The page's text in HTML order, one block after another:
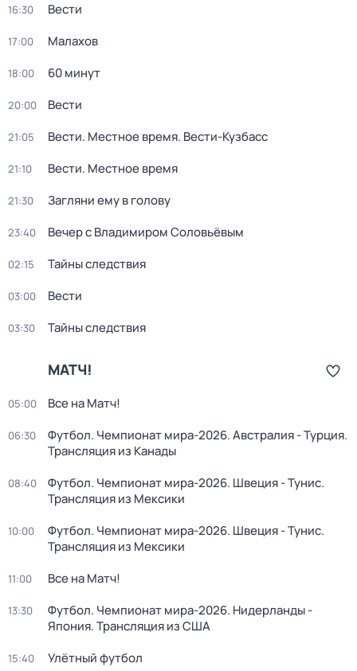
16:30 Вести
17:00 Малахов
18:00 60 минут
20:00 Вести
21:05 Вести. Местное время. Вести-Кузбасс
21:10 Вести. Местное время
21:30 Загляни ему в голову
23:40 Вечер с Владимиром Соловьёвым
02:15 Тайны следствия
03:00 Вести
03:30 Тайны следствия
МАТЧ!
05:00 Все на Матч!
06:30
Футбол. Чемпионат мира-2026. Австралия - Турция.
Трансляция из Канады
08:40
Футбол. Чемпионат мира-2026. Швеция - Тунис.
Трансляция из Мексики
10:00
Футбол. Чемпионат мира-2026. Швеция - Тунис.
Трансляция из Мексики
11:00 Все на Матч!
13:30
Футбол. Чемпионат мира-2026. Нидерланды -
Япония. Трансляция из США
15:40 Улётный футбол